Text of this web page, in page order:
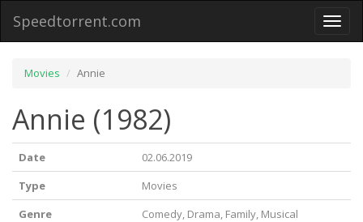
Toggle
Speedtorrent.com
Movies Annie
Annie (1982)
Date
02.06.2019
Type
Movies
Genre
Comedy, Drama, Family, Musical